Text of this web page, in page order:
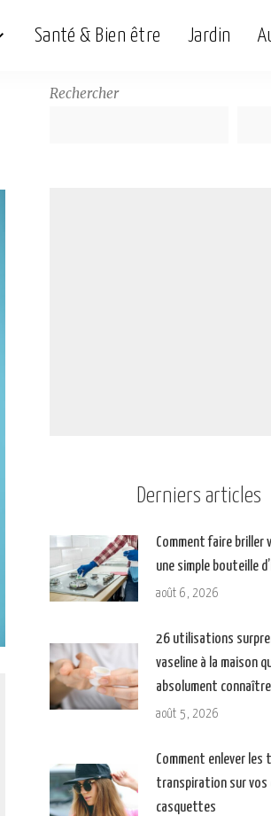
Santé & Bien être Jardin
Rechercher
Derniers articles
Comment faire briller
une simple bouteille
août 6, 2026
26 utilisations
vaseline à la maison
absolument connaître
août 5, 2026
Comment enlever les
transpiration sur vos
casquettes